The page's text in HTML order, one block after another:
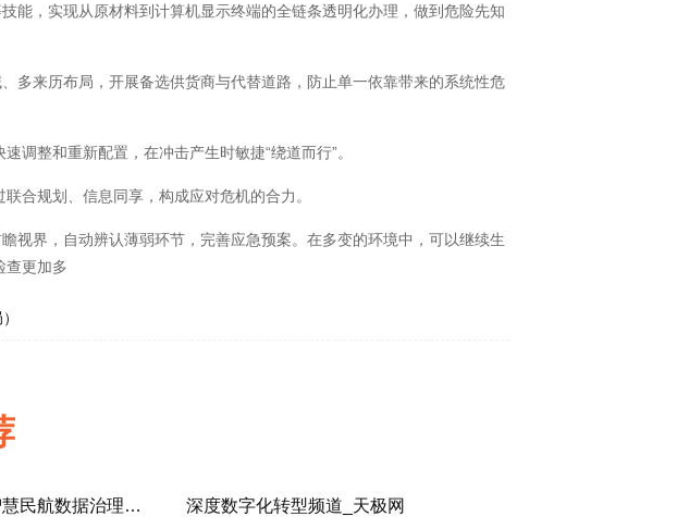
，实现从原材料到计算机显示终端的全链条透明化办理，做到危险先知
来历布局，开展备选供货商与代替道路，防止单一依靠带来的系统性危
整和重新配置，在冲击产生时敏捷“绕道而行”。
规划、信息同享，构成应对危机的合力。
界，自动辨认薄弱环节，完善应急预案。在多变的环境中，可以继续生
查更加多
解读｜《智慧民航数据治理典型实践案例 深度数字化转型频道_天极网